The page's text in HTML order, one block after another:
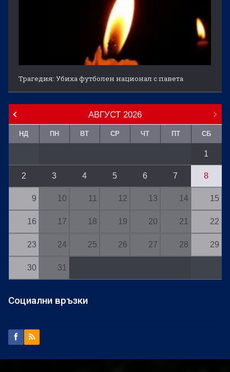
Трагедия: Убиха футболен национал с павета
АВГУСТ 2026
НД ПН ВТ СР ЧТ ПТ СБ
1
2 3 4 5 6 7 8
9 10 11 12 13 14 15
16 17 18 19 20 21 22
23 24 25 26 27 28 29
30 31
Социални връзки